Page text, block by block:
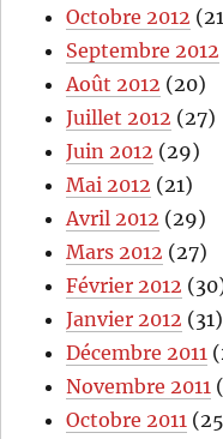
Octobre 2012
Septembre 2012
Août 2012 (20)
Juillet 2012 (27)
Juin 2012 (29)
Mai 2012 (21)
Avril 2012 (29)
Mars 2012 (27)
Février 2012
Janvier 2012 (31)
Décembre 2011
Novembre 2011
Octobre 2011